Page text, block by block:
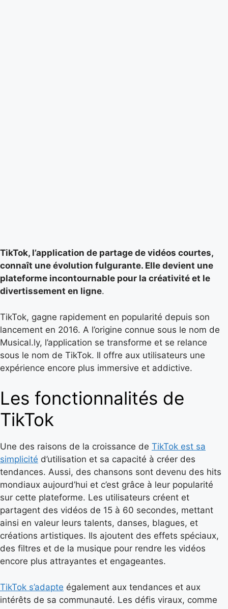
TikTok, l’application de partage de vidéos courtes,
connaît une évolution fulgurante. Elle devient une
plateforme incontournable pour la créativité et le
divertissement en ligne.
TikTok, gagne rapidement en popularité depuis son
lancement en 2016. A l’origine connue sous le nom de
Musical.ly, l’application se transforme et se relance
sous le nom de TikTok. Il offre aux utilisateurs une
expérience encore plus immersive et addictive.
Les fonctionnalités de
TikTok
Une des raisons de la croissance de TikTok est sa
simplicité d’utilisation et sa capacité à créer des
tendances. Aussi, des chansons sont devenu des hits
mondiaux aujourd’hui et c’est grâce à leur popularité
sur cette plateforme. Les utilisateurs créent et
partagent des vidéos de 15 à 60 secondes, mettant
ainsi en valeur leurs talents, danses, blagues, et
créations artistiques. Ils ajoutent des effets spéciaux,
des filtres et de la musique pour rendre les vidéos
encore plus attrayantes et engageantes.
TikTok s’adapte également aux tendances et aux
intérêts de sa communauté. Les défis viraux, comme